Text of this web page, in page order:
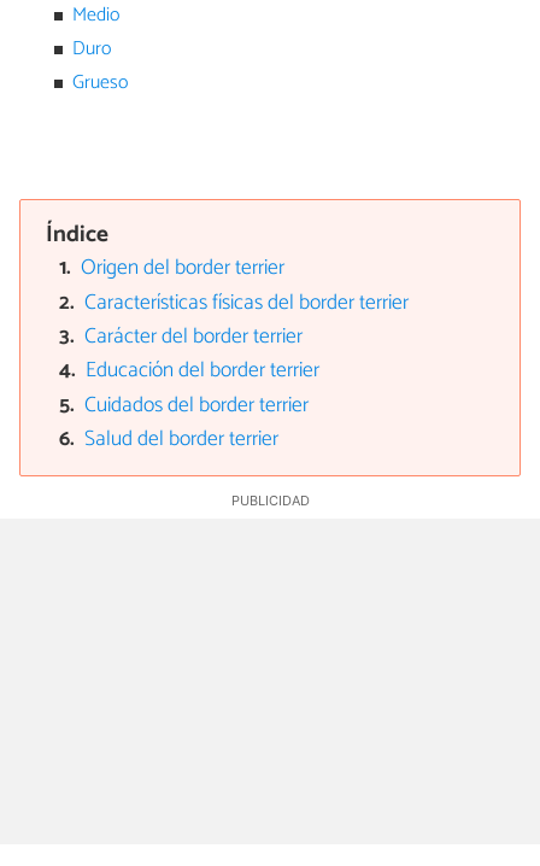
Medio
Duro
Grueso
Índice
Origen del border terrier
Características físicas del border terrier
Carácter del border terrier
Educación del border terrier
Cuidados del border terrier
Salud del border terrier